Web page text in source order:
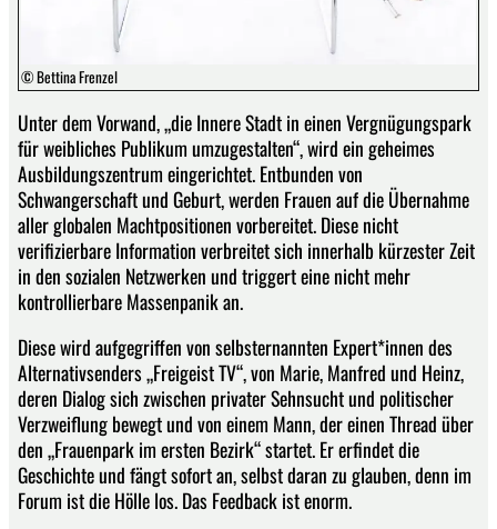
© Bettina Frenzel
Unter dem Vorwand, „die Innere Stadt in einen Vergnügungspark
für weibliches Publikum umzugestalten“, wird ein geheimes
Ausbildungszentrum eingerichtet. Entbunden von
Schwangerschaft und Geburt, werden Frauen auf die Übernahme
aller globalen Machtpositionen vorbereitet. Diese nicht
verifizierbare Information verbreitet sich innerhalb kürzester Zeit
in den sozialen Netzwerken und triggert eine nicht mehr
kontrollierbare Massenpanik an.
Diese wird aufgegriffen von selbsternannten Expert*innen des
Alternativsenders „Freigeist TV“, von Marie, Manfred und Heinz,
deren Dialog sich zwischen privater Sehnsucht und politischer
Verzweiflung bewegt und von einem Mann, der einen Thread über
den „Frauenpark im ersten Bezirk“ startet. Er erfindet die
Geschichte und fängt sofort an, selbst daran zu glauben, denn im
Forum ist die Hölle los. Das Feedback ist enorm.